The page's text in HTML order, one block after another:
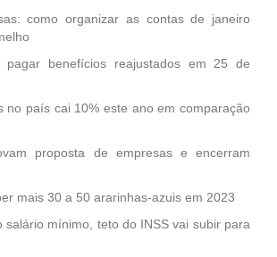
como organizar as contas de janeiro
pagar benefícios reajustados em 25 de
no país cai 10% este ano em comparação
proposta de empresas e encerram
mais 30 a 50 ararinhas-azuis em 2023
salário mínimo, teto do INSS vai subir para